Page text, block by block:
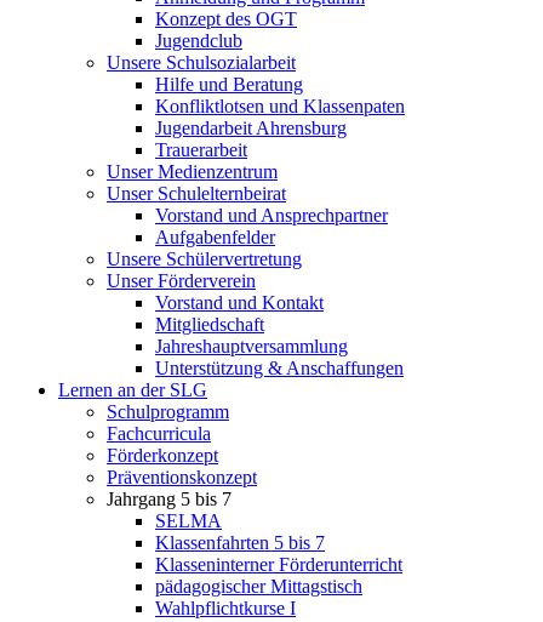
Konzept des OGT
Jugendclub
Unsere Schulsozialarbeit
Hilfe und Beratung
Konfliktlotsen und Klassenpaten
Jugendarbeit Ahrensburg
Trauerarbeit
Unser Medienzentrum
Unser Schulelternbeirat
Vorstand und Ansprechpartner
Aufgabenfelder
Unsere Schülervertretung
Unser Förderverein
Vorstand und Kontakt
Mitgliedschaft
Jahreshauptversammlung
Unterstützung & Anschaffungen
Lernen an der SLG
Schulprogramm
Fachcurricula
Förderkonzept
Präventionskonzept
Jahrgang 5 bis 7
SELMA
Klassenfahrten 5 bis 7
Klasseninterner Förderunterricht
pädagogischer Mittagstisch
Wahlpflichtkurse I